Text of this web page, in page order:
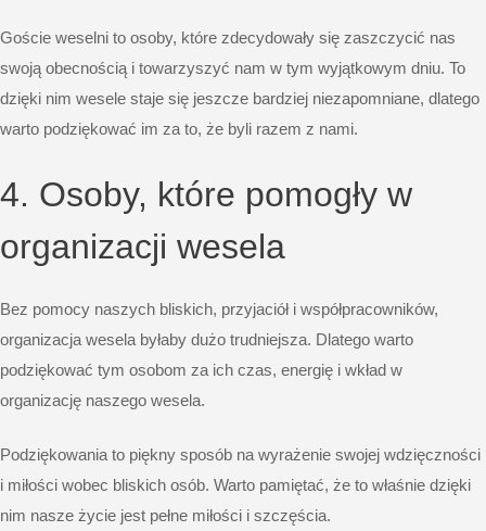
Goście weselni to osoby, które zdecydowały się zaszczycić nas
swoją obecnością i towarzyszyć nam w tym wyjątkowym dniu. To
dzięki nim wesele staje się jeszcze bardziej niezapomniane, dlatego
warto podziękować im za to, że byli razem z nami.
4. Osoby, które pomogły w
organizacji wesela
Bez pomocy naszych bliskich, przyjaciół i współpracowników,
organizacja wesela byłaby dużo trudniejsza. Dlatego warto
podziękować tym osobom za ich czas, energię i wkład w
organizację naszego wesela.
Podziękowania to piękny sposób na wyrażenie swojej wdzięczności
i miłości wobec bliskich osób. Warto pamiętać, że to właśnie dzięki
nim nasze życie jest pełne miłości i szczęścia.